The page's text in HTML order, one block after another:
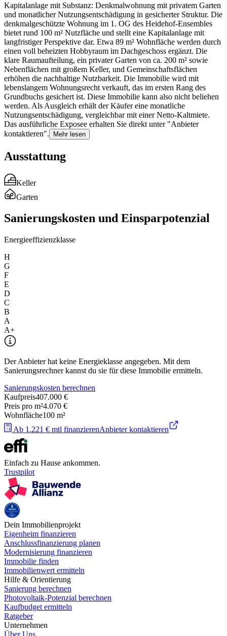
Kapitalanlage mit Substanz: Denkmalwohnung mit privatem Garten
und monatlicher Nutzungsentschädigung in gesicherter Struktur. Die
denkmalgeschützte Wohnung im 1. OG des Heidehof-Ensembles
bietet rund 100 m² Nutzfläche und stellt eine Kapitalanlage mit
langfristiger Perspektive dar. Etwa 89 m² Wohnfläche werden durch
einen voll beheizten Hobbyraum im Dachgeschoss ergänzt. Die
klare Raumaufteilung, ein privater Garten von ca. 200 m² sowie
Nebenflächen mit großem Keller, und Gemeinschaftsflächen
erhöhen die nachhaltige Nutzbarkeit. Die Immobilie wird mit
lebenslangem Wohnungsrecht verkauft, das im ersten Rang des
Grundbuchs gesichert ist. Diese Immobilie kann also nicht beliehen
werden. Als Ausgleich erhält der Käufer eine monatliche
Nutzungsentschädigung, vergleichbar mit einer Netto-Kaltmiete.
Das ausführliche Exposee erhalten Sie direkt unter "Anbieter
kontaktieren".
Mehr lesen
Ausstattung
Keller
Garten
Sanierungskosten und Einsparpotenzial
Energieeffizienzklasse
H
G
F
E
D
C
B
A
A+
Der Anbieter hat keine Energieklasse angegeben. Mit dem
Sanierungsrechner kannst du sie für diese Immobilie ermitteln.
Sanierungskosten berechnen
Kaufpreis407.000 €
Preis pro m²4.070 €
Wohnfläche100 m²
Ab 1.221 € mtl finanzierenAnbieter kontaktieren
Einfach zu Hause ankommen.
Trustpilot
Dein Immobilienprojekt
Eigenheim finanzieren
Anschlussfinanzierung planen
Modernisierung finanzieren
Immobilie finden
Immobilienwert ermitteln
Hilfe & Orientierung
Sanierung berechnen
Photovoltaik-Potenzial berechnen
Kaufbudget ermitteln
Ratgeber
Unternehmen